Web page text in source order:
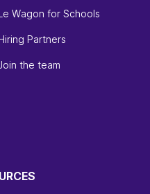
Wagon for Schools
Partners
the team